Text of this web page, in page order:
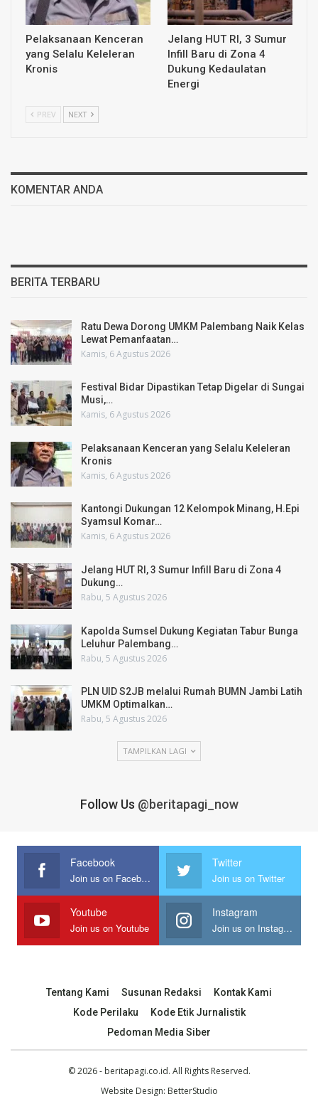
Pelaksanaan Kenceran
yang Selalu Keleleran
Kronis
Jelang HUT RI, 3 Sumur
Infill Baru di Zona 4
Dukung Kedaulatan
Energi
PREV NEXT
KOMENTAR ANDA
BERITA TERBARU
Ratu Dewa Dorong UMKM Palembang Naik Kelas
Lewat Pemanfaatan…
Kamis, 6 Agustus 2026
Festival Bidar Dipastikan Tetap Digelar di Sungai
Musi,…
Kamis, 6 Agustus 2026
Pelaksanaan Kenceran yang Selalu Keleleran
Kronis
Kamis, 6 Agustus 2026
Kantongi Dukungan 12 Kelompok Minang, H.Epi
Syamsul Komar…
Kamis, 6 Agustus 2026
Jelang HUT RI, 3 Sumur Infill Baru di Zona 4
Dukung…
Rabu, 5 Agustus 2026
Kapolda Sumsel Dukung Kegiatan Tabur Bunga
Leluhur Palembang…
Rabu, 5 Agustus 2026
PLN UID S2JB melalui Rumah BUMN Jambi Latih
UMKM Optimalkan…
Rabu, 5 Agustus 2026
TAMPILKAN LAGI
Follow Us @beritapagi_now
Facebook
Join us on Facebook
Twitter
Join us on Twitter
Youtube
Join us on Youtube
Instagram
Join us on Instagram
Tentang Kami Susunan Redaksi
Kontak Kami
Kode Perilaku
Kode Etik Jurnalistik
Pedoman Media Siber
© 2026 - beritapagi.co.id. All Rights Reserved.
Website Design: BetterStudio